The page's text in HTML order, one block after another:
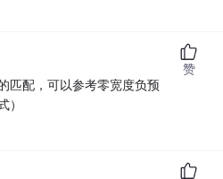
匹配，可以参考零宽度负预
）
赞